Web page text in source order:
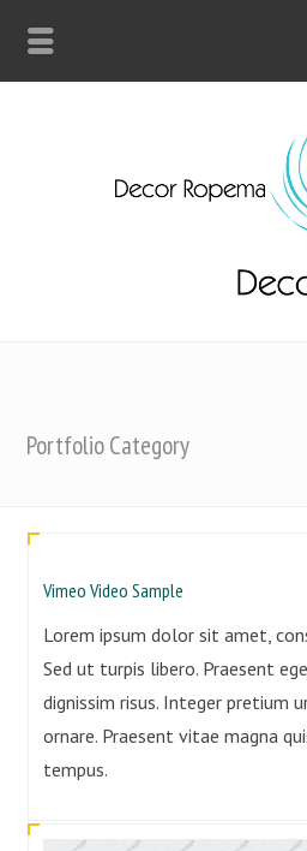
Portfolio Category
Vimeo Video Sample
Lorem ipsum dolor sit amet,
Sed ut turpis libero. Praesent
dignissim risus. Integer pretium
ornare. Praesent vitae magna
tempus.